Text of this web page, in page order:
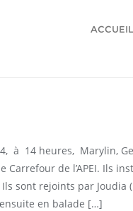
ACCUEIL
à 14 heures, Marylin,
Carrefour de l’APEI. Ils
sont rejoints par Joudia
en balade […]